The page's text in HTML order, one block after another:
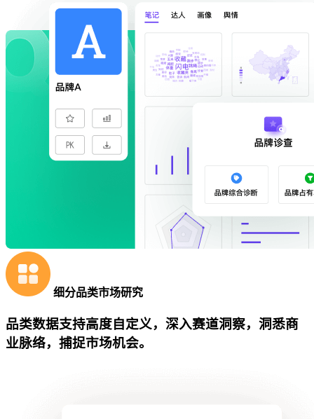
细分品类市场研究
品类数据支持高度自定义，深入赛道洞察，洞悉商
业脉络，捕捉市场机会。